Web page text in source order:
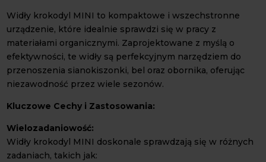
Widły krokodyl MINI to kompaktowe i wszechstronne
urządzenie, które idealnie sprawdzi się w pracy z
materiałami organicznymi. Zaprojektowane z myślą o
efektywności, te widły są perfekcyjnym narzędziem do
przenoszenia sianokiszonki, bel oraz obornika, oferując
niezawodność przez wiele sezonów.
Kluczowe Cechy i Zastosowania:
Wielozadaniowość:
Widły krokodyl MINI doskonale sprawdzają się w różnych
zadaniach, takich jak: